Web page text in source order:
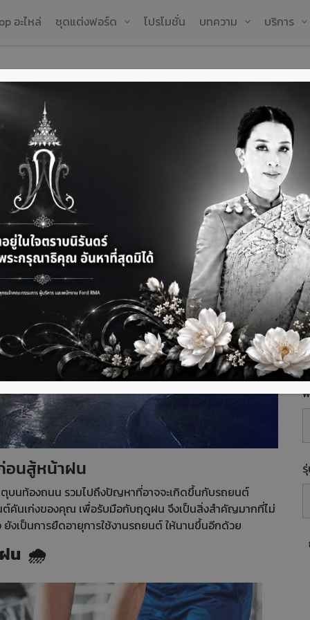
อะไหล่ ชุดแต่งฟอร์ด โปรโมชั่น บทความ บริการ
อมให้รถยนต์ก่อนสู้หน้า
อนสู้หน้าฝน
บนท้องถนน รวมไปถึงปัญหาที่อาจจะเกิดขึ้นกับรถยนต์
คันเก่งของคุณ เพื่อรับมือกับฤดูฝน จึงเป็นสิ่งสำคัญมากที่ไม่
งเป็นการยืดอายุการใช้งานรถยนต์ ให้นานขึ้นอีกด้วย
ฝน 🌧